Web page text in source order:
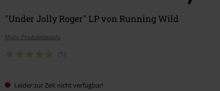
"Under Jolly Roger" LP von Running Wild
Mehr Produktdetails
(1)
Leider zur Zeit nicht verfügbar!